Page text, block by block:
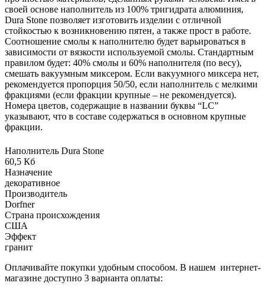
своей основе наполнитель из 100% тригидрата алюминия,
Dura Stone позволяет изготовить изделии с отличной
стойкостью к возникновению пятен, а также прост в работе.
Соотношение смолы к наполнителю будет варьироваться в
зависимости от вязкости используемой смолы. Стандартным
правилом будет: 40% смолы и 60% наполнителя (по весу),
смешать вакуумным миксером. Если вакуумного миксера нет,
рекомендуется пропорция 50/50, если наполнитель с мелкими
фракциями (если фракции крупные – не рекомендуется).
Номера цветов, содержащие в названии буквы “LC”
указывают, что в составе содержаться в основном крупные
фракции.
Наполнитель Dura Stone
60,5 Кб
Назначение
декоративное
Производитель
Dorfner
Страна происхождения
США
Эффект
гранит
Оплачивайте покупки удобным способом. В нашем интернет-
магазине доступно 3 варианта оплаты: